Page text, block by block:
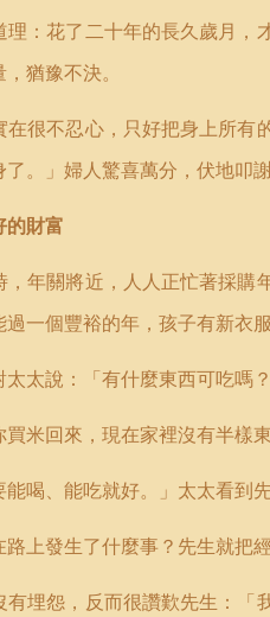
：花了二十年的長久歲月
猶豫不決。
很不忍心，只好把身上所
。」婦人驚喜萬分，伏地叩
財富
年關將近，人人正忙著採
一個豐裕的年，孩子有新衣
太說：「有什麼東西可吃嗎
米回來，現在家裡沒有半樣
喝、能吃就好。」太太看到
上發生了什麼事？先生就把
有埋怨，反而很讚歎先生：